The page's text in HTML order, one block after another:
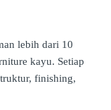
lebih dari 10
kayu. Setiap
finishing,